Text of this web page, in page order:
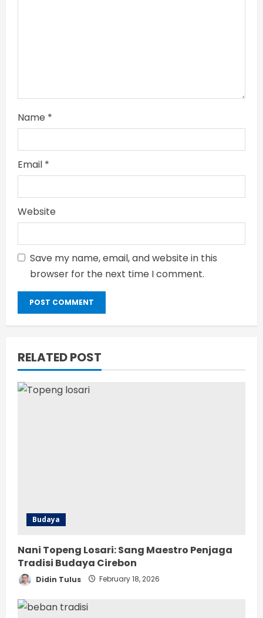
Name *
Email *
Website
Save my name, email, and website in this
browser for the next time I comment.
RELATED POST
Budaya
Nani Topeng Losari: Sang Maestro Penjaga
Tradisi Budaya Cirebon
Didin Tulus February 18, 2026